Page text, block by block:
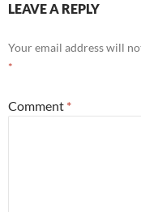
LEAVE A REPLY
Your email address will
*
Comment *